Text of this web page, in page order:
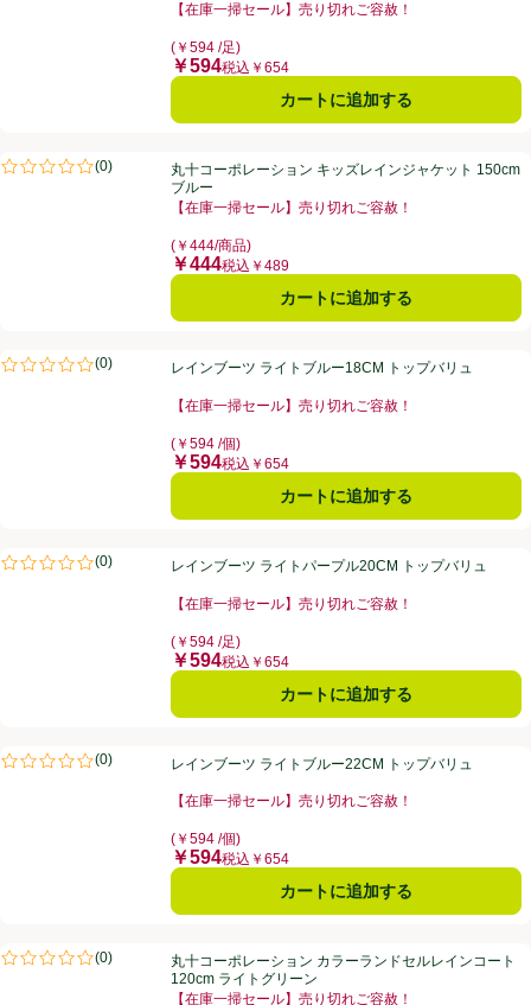
【在庫一掃セール】売り切れご容赦！
(￥594 /足)
価格
￥594税込￥654
カートに追加する
丸十コーポレーション キッズレインジャケット 150cm ブルー
(0)
評価は0件のレビューで5点中0.0点。丸十コーポレーション キッズレインジャケット 150cm
ブルー
【在庫一掃セール】売り切れご容赦！
(￥444/商品)
価格
￥444税込￥489
カートに追加する
レインブーツ ライトブルー18CM トップバリュ
(0)
評価は0件のレビューで5点中0.0点。レインブーツ ライトブルー18CM トップバリュ
【在庫一掃セール】売り切れご容赦！
(￥594 /個)
価格
￥594税込￥654
カートに追加する
レインブーツ ライトパープル20CM トップバリュ
(0)
評価は0件のレビューで5点中0.0点。レインブーツ ライトパープル20CM トップバリュ
【在庫一掃セール】売り切れご容赦！
(￥594 /足)
価格
￥594税込￥654
カートに追加する
レインブーツ ライトブルー22CM トップバリュ
(0)
評価は0件のレビューで5点中0.0点。レインブーツ ライトブルー22CM トップバリュ
【在庫一掃セール】売り切れご容赦！
(￥594 /個)
価格
￥594税込￥654
カートに追加する
丸十コーポレーション カラーランドセルレインコート 120cm ライト
(0)
評価は0件のレビューで5点中0.0点。丸十コーポレーション カラーランドセルレインコート
120cm ライトグリーン
【在庫一掃セール】売り切れご容赦！